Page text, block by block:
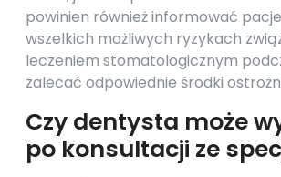
powinien również informować
wszelkich możliwych ryzykach
leczeniem stomatologicznym
zalecać odpowiednie środki
Czy dentysta może
po konsultacji ze